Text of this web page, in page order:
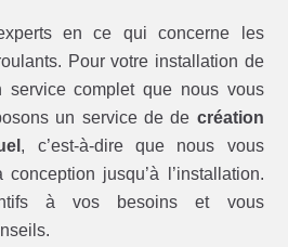
en ce qui concerne les
Pour votre installation de
service complet que nous vous
un service de de création
, c’est-à-dire que nous vous
jusqu’à l’installation.
à vos besoins et vous